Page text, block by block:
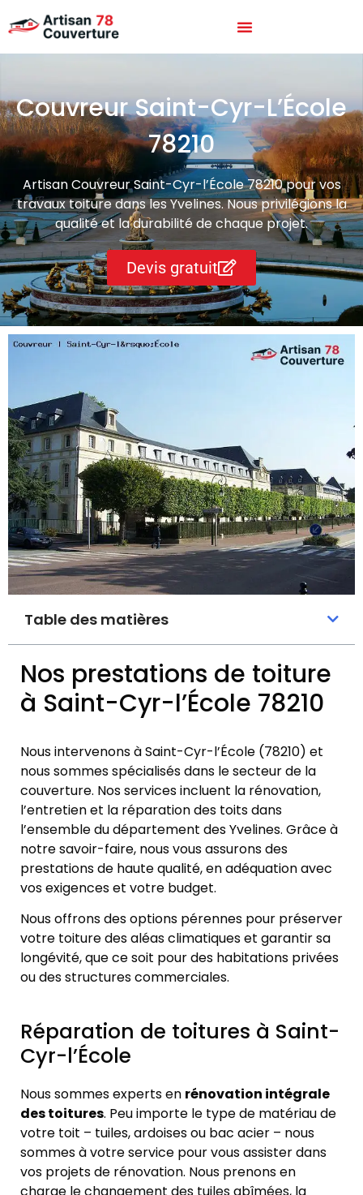
Couvreur Saint-Cyr-L’École
78210
Artisan Couvreur Saint-Cyr-l’École 78210 pour vos
travaux toiture dans les Yvelines. Nous privilégions la
qualité et la durabilité de chaque projet.
Devis gratuit
Table des matières
Nos prestations de toiture
à Saint-Cyr-l’École 78210
Nous intervenons à Saint-Cyr-l’École (78210) et
nous sommes spécialisés dans le secteur de la
couverture. Nos services incluent la rénovation,
l’entretien et la réparation des toits dans
l’ensemble du département des Yvelines. Grâce à
notre savoir-faire, nous vous assurons des
prestations de haute qualité, en adéquation avec
vos exigences et votre budget.
Nous offrons des options pérennes pour préserver
votre toiture des aléas climatiques et garantir sa
longévité, que ce soit pour des habitations privées
ou des structures commerciales.
Réparation de toitures à Saint-
Cyr-l’École
Nous sommes experts en rénovation intégrale
des toitures. Peu importe le type de matériau de
votre toit – tuiles, ardoises ou bac acier – nous
sommes à votre service pour vous assister dans
vos projets de rénovation. Nous prenons en